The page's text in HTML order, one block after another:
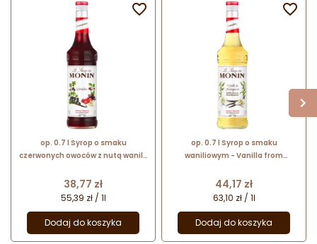
op. 0.7 l Syrop o smaku
czerwonych owoców z nutą wanilii
szklana butelka
Cena
38,77 zł
55,39 zł / 1l
Dodaj do koszyka

op. 0.7 l Syrop o smaku
waniliowym - Vanilla from
szklana butelka
Cena
44,17 zł
63,10 zł / 1l
Dodaj do koszyka
